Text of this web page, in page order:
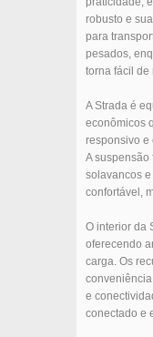
robusto e
para
pesados,
torna fácil de
A Strada é
econômicos
responsivo e
A
solavancos
confortável,
O interior da
oferecendo
carga. Os
e
conectado e